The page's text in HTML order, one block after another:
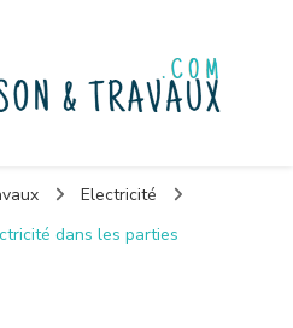
Electricité
dans les parties